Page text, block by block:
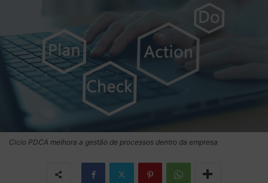
Ciclo PDCA melhora a gestão de processos dentro da empresa